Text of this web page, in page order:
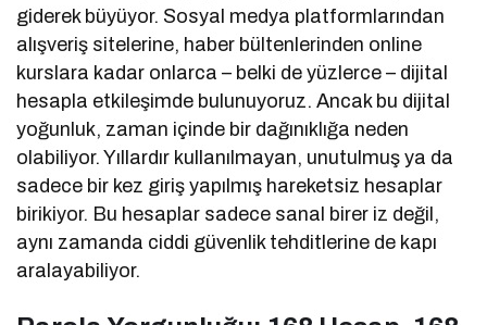
giderek büyüyor. Sosyal medya platformlarından
alışveriş sitelerine, haber bültenlerinden online
kurslara kadar onlarca – belki de yüzlerce – dijital
hesapla etkileşimde bulunuyoruz. Ancak bu dijital
yoğunluk, zaman içinde bir dağınıklığa neden
olabiliyor. Yıllardır kullanılmayan, unutulmuş ya da
sadece bir kez giriş yapılmış hareketsiz hesaplar
birikiyor. Bu hesaplar sadece sanal birer iz değil,
aynı zamanda ciddi güvenlik tehditlerine de kapı
aralayabiliyor.